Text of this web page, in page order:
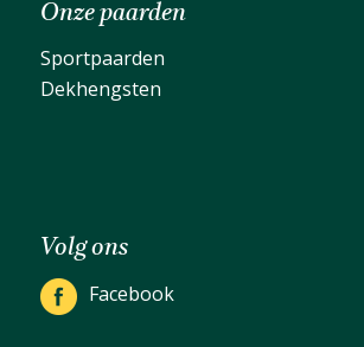
Onze paarden
Sportpaarden
Dekhengsten
Volg ons
Facebook